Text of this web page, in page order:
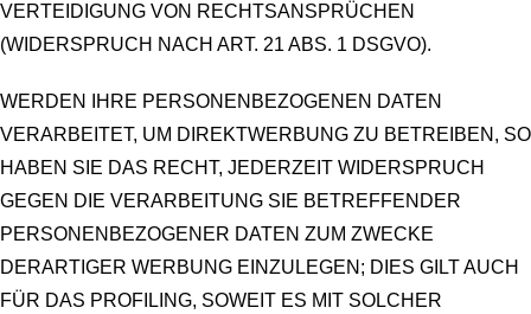
VERTEIDIGUNG VON RECHTSANSPRÜCHEN
(WIDERSPRUCH NACH ART. 21 ABS. 1 DSGVO).
WERDEN IHRE PERSONENBEZOGENEN DATEN
VERARBEITET, UM DIREKTWERBUNG ZU BETREIBEN, SO
HABEN SIE DAS RECHT, JEDERZEIT WIDERSPRUCH
GEGEN DIE VERARBEITUNG SIE BETREFFENDER
PERSONENBEZOGENER DATEN ZUM ZWECKE
DERARTIGER WERBUNG EINZULEGEN; DIES GILT AUCH
FÜR DAS PROFILING, SOWEIT ES MIT SOLCHER